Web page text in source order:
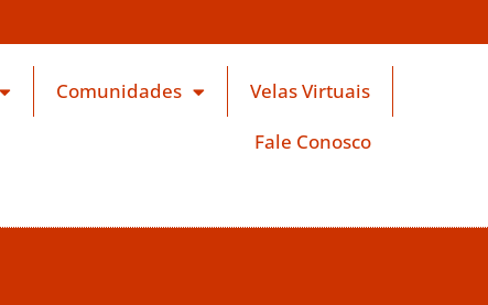
Comunidades
Velas Virtuais
Fale Conosco